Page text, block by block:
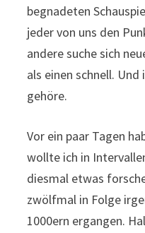
begnadeten
jeder von uns den
andere suche sich
als einen schnell.
gehöre.
Vor ein paar Tagen
wollte ich in
diesmal etwas
zwölfmal in Folge
1000ern ergangen.